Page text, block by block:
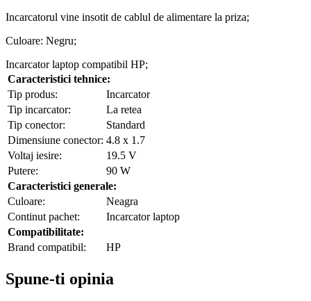
Incarcatorul vine insotit de cablul de alimentare la priza;
Culoare: Negru;
Incarcator laptop compatibil HP;
Caracteristici tehnice:
Tip produs:
Incarcator
Tip incarcator:
La retea
Tip conector:
Standard
Dimensiune conector: 4.8 x 1.7
Voltaj iesire:
19.5 V
Putere:
90 W
Caracteristici generale:
Culoare:
Neagra
Continut pachet:
Incarcator laptop
Compatibilitate:
Brand compatibil:
HP
Spune-ti opinia